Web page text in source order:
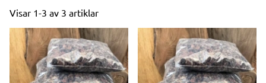
Visar 1-3 av 3 artiklar
Produkter